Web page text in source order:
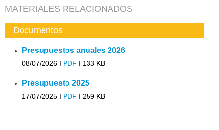
MATERIALES RELACIONADOS
Documentos
Presupuestos anuales 2026
08/07/2026 I PDF I 133 KB
Presupuesto 2025
17/07/2025 I PDF I 259 KB